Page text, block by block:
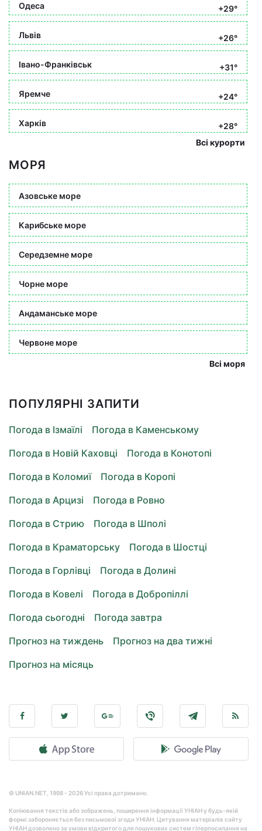
Одеса +29°
Львів +26°
Івано-Франківськ +31°
Яремче +24°
Харків
+28°
Всі курорти
МОРЯ
Азовське море
Карибське море
Середземне море
Чорне море
Андаманське море
Червоне море
Всі моря
ПОПУЛЯРНІ ЗАПИТИ
Погода в Ізмаїлі
Погода в Каменському
Погода в Новій Каховці
Погода в Конотопі
Погода в Коломиї
Погода в Коропі
Погода в Арцизі
Погода в Ровно
Погода в Стрию
Погода в Шполі
Погода в Краматорську
Погода в Шостці
Погода в Горлівці
Погода в Долині
Погода в Ковелі
Погода в Добропіллі
Погода сьогодні
Погода завтра
Прогноз на тиждень
Прогноз на два тижні
Прогноз на місяць
© UNIAN.NET, 1998 - 2026 Усі права дотримано.
Копіювання текстів або зображень, поширення інформації УНІАН у будь-якій
формі забороняється без письмової згоди УНІАН. Цитування матеріалів сайту
УНІАН дозволено за умови відкритого для пошукових систем гіперпосилання на